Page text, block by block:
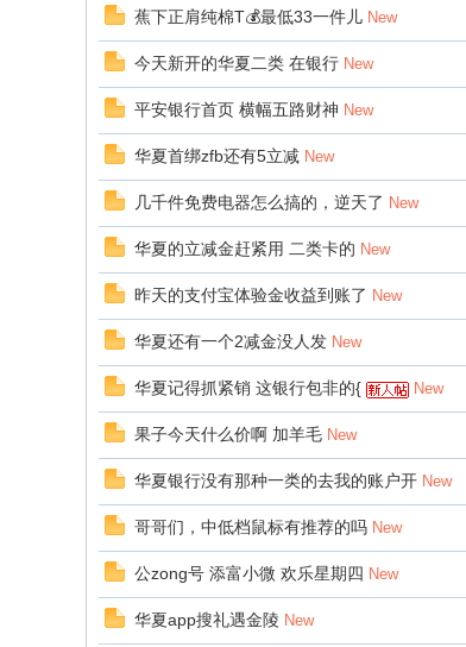
蕉下正肩纯棉T💰最低33一件儿 New
今天新开的华夏二类 在银行 New
平安银行首页 横幅五路财神 New
华夏首绑zfb还有5立减 New
几千件免费电器怎么搞的，逆天了 New
华夏的立减金赶紧用 二类卡的 New
昨天的支付宝体验金收益到账了 New
华夏还有一个2减金没人发 New
华夏记得抓紧销 这银行包非的{ New
果子今天什么价啊 加羊毛 New
华夏银行没有那种一类的去我的账户开 New
哥哥们，中低档鼠标有推荐的吗 New
公zong号 添富小微 欢乐星期四 New
华夏app搜礼遇金陵 New